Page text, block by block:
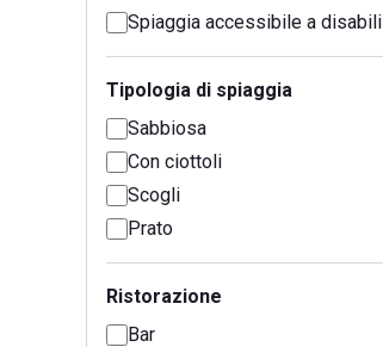
Spiaggia accessibile a disabili
Tipologia di spiaggia
Sabbiosa
Con ciottoli
Scogli
Prato
Ristorazione
Bar